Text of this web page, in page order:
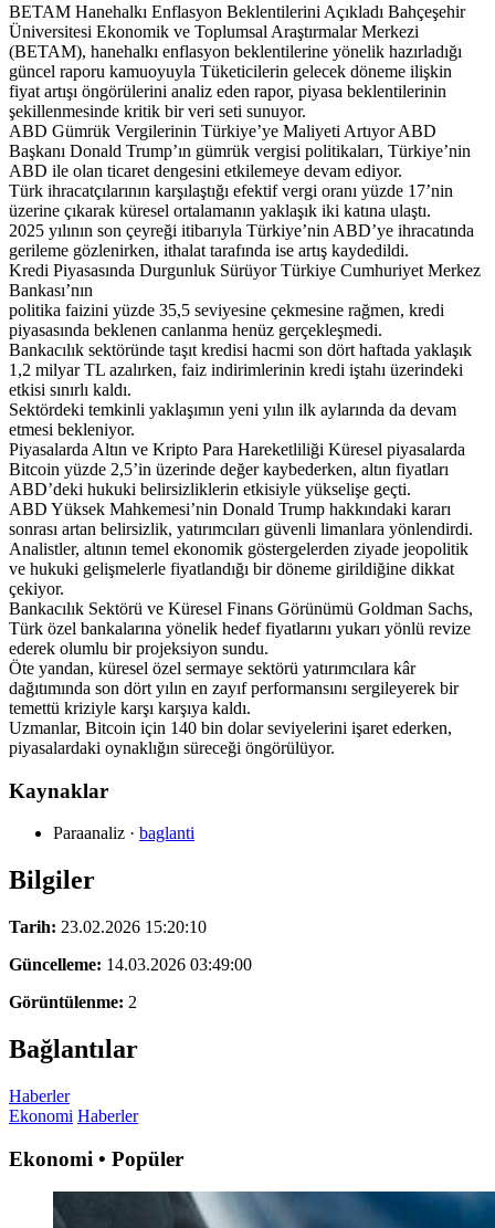
BETAM Hanehalkı Enflasyon Beklentilerini Açıkladı Bahçeşehir
Üniversitesi Ekonomik ve Toplumsal Araştırmalar Merkezi
(BETAM), hanehalkı enflasyon beklentilerine yönelik hazırladığı
güncel raporu kamuoyuyla Tüketicilerin gelecek döneme ilişkin
fiyat artışı öngörülerini analiz eden rapor, piyasa beklentilerinin
şekillenmesinde kritik bir veri seti sunuyor.
ABD Gümrük Vergilerinin Türkiye’ye Maliyeti Artıyor ABD
Başkanı Donald Trump’ın gümrük vergisi politikaları, Türkiye’nin
ABD ile olan ticaret dengesini etkilemeye devam ediyor.
Türk ihracatçılarının karşılaştığı efektif vergi oranı yüzde 17’nin
üzerine çıkarak küresel ortalamanın yaklaşık iki katına ulaştı.
2025 yılının son çeyreği itibarıyla Türkiye’nin ABD’ye ihracatında
gerileme gözlenirken, ithalat tarafında ise artış kaydedildi.
Kredi Piyasasında Durgunluk Sürüyor Türkiye Cumhuriyet Merkez
Bankası’nın
politika faizini yüzde 35,5 seviyesine çekmesine rağmen, kredi
piyasasında beklenen canlanma henüz gerçekleşmedi.
Bankacılık sektöründe taşıt kredisi hacmi son dört haftada yaklaşık
1,2 milyar TL azalırken, faiz indirimlerinin kredi iştahı üzerindeki
etkisi sınırlı kaldı.
Sektördeki temkinli yaklaşımın yeni yılın ilk aylarında da devam
etmesi bekleniyor.
Piyasalarda Altın ve Kripto Para Hareketliliği Küresel piyasalarda
Bitcoin yüzde 2,5’in üzerinde değer kaybederken, altın fiyatları
ABD’deki hukuki belirsizliklerin etkisiyle yükselişe geçti.
ABD Yüksek Mahkemesi’nin Donald Trump hakkındaki kararı
sonrası artan belirsizlik, yatırımcıları güvenli limanlara yönlendirdi.
Analistler, altının temel ekonomik göstergelerden ziyade jeopolitik
ve hukuki gelişmelerle fiyatlandığı bir döneme girildiğine dikkat
çekiyor.
Bankacılık Sektörü ve Küresel Finans Görünümü Goldman Sachs,
Türk özel bankalarına yönelik hedef fiyatlarını yukarı yönlü revize
ederek olumlu bir projeksiyon sundu.
Öte yandan, küresel özel sermaye sektörü yatırımcılara kâr
dağıtımında son dört yılın en zayıf performansını sergileyerek bir
temettü kriziyle karşı karşıya kaldı.
Uzmanlar, Bitcoin için 140 bin dolar seviyelerini işaret ederken,
piyasalardaki oynaklığın süreceği öngörülüyor.
Kaynaklar
Paraanaliz · baglanti
Bilgiler
Tarih: 23.02.2026 15:20:10
Güncelleme: 14.03.2026 03:49:00
Görüntülenme: 2
Bağlantılar
Haberler
Ekonomi Haberler
Ekonomi • Popüler